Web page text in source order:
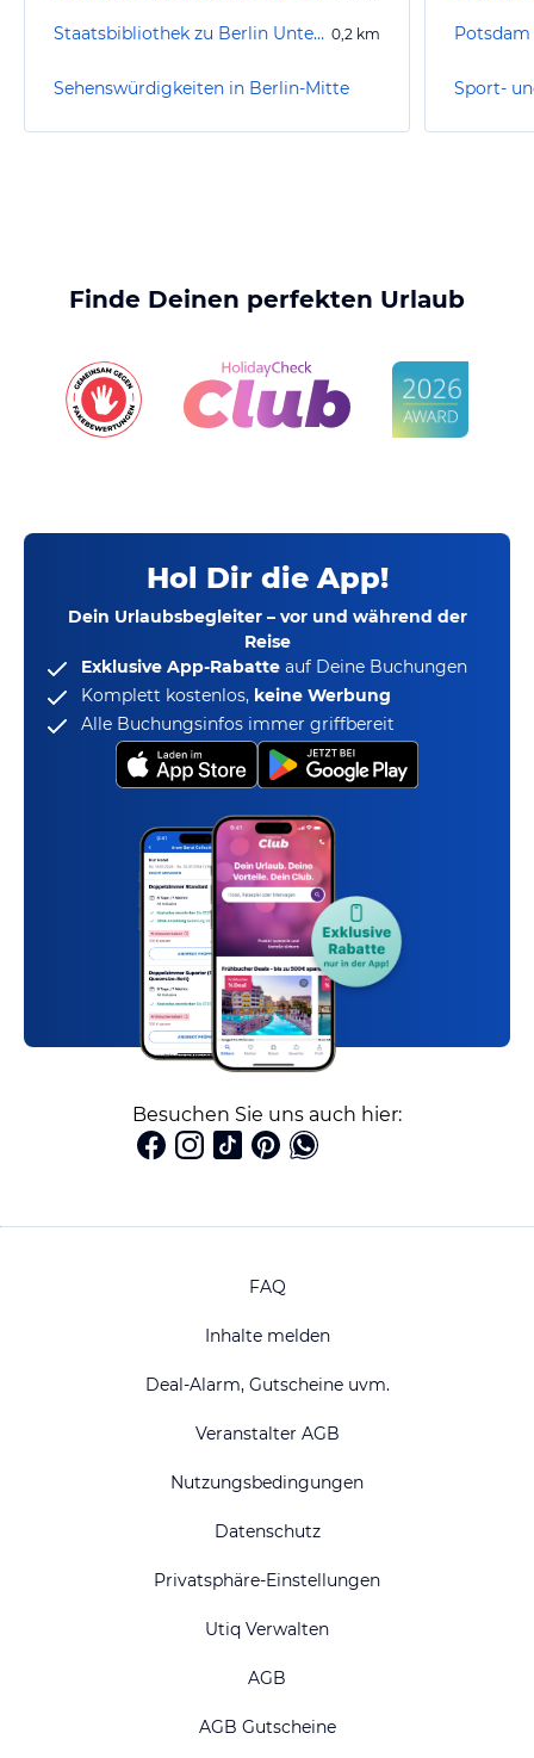
Staatsbibliothek zu Berlin Unter den Linden 0,2 km
Sehenswürdigkeiten in Berlin-Mitte
Potsdam
Finde Deinen perfekten Urlaub
Hol Dir die App!
Dein Urlaubsbegleiter – vor und während der
Reise
Exklusive App-Rabatte auf Deine Buchungen
Komplett kostenlos, keine Werbung
Alle Buchungsinfos immer griffbereit
Besuchen Sie uns auch hier:
FAQ
Inhalte melden
Deal-Alarm, Gutscheine uvm.
Veranstalter AGB
Nutzungsbedingungen
Datenschutz
Privatsphäre-Einstellungen
Utiq Verwalten
AGB
AGB Gutscheine